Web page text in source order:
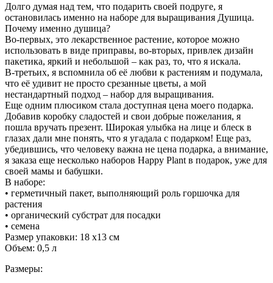
Долго думая над тем, что подарить своей подруге, я
остановилась именно на наборе для выращивания Душица.
Почему именно душица?
Во-первых, это лекарственное растение, которое можно
использовать в виде приправы, во-вторых, привлек дизайн
пакетика, яркий и небольшой – как раз, то, что я искала.
В-третьих, я вспомнила об её любви к растениям и подумала,
что её удивит не просто срезанные цветы, а мой
нестандартный подход – набор для выращивания.
Еще одним плюсиком стала доступная цена моего подарка.
Добавив коробку сладостей и свои добрые пожелания, я
пошла вручать презент. Широкая улыбка на лице и блеск в
глазах дали мне понять, что я угадала с подарком! Еще раз,
убедившись, что человеку важна не цена подарка, а внимание,
я заказа еще несколько наборов Happy Plant в подарок, уже для
своей мамы и бабушки.
В наборе:
• герметичный пакет, выполняющий роль горшочка для
растения
• органический субстрат для посадки
• семена
Размер упаковки: 18 х13 см
Объем: 0,5 л
Размеры: